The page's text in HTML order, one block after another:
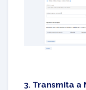
3. Transmita a